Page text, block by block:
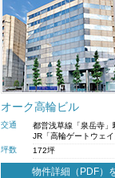
オーク高輪ビル
交通
都営浅草線「泉岳寺」
JR「高輪ゲートウェ
坪数
172坪
物件詳細（PDF）